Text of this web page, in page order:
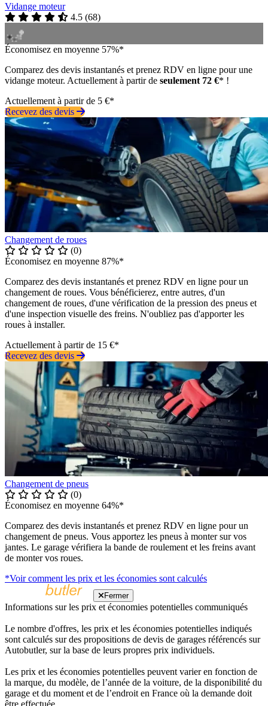
Vidange moteur
4.5 (68)
Économisez en moyenne 57%*
Comparez des devis instantanés et prenez RDV en ligne pour une
vidange moteur. Actuellement à partir de seulement 72 €* !
Actuellement à partir de 5 €*
Recevez des devis
Changement de roues
(0)
Économisez en moyenne 87%*
Comparez des devis instantanés et prenez RDV en ligne pour un
changement de roues. Vous bénéficierez, entre autres, d'un
changement de roues, d'une vérification de la pression des pneus et
d'une inspection visuelle des freins. N'oubliez pas d'apporter les
roues à installer.
Actuellement à partir de 15 €*
Recevez des devis
Changement de pneus
(0)
Économisez en moyenne 64%*
Comparez des devis instantanés et prenez RDV en ligne pour un
changement de pneus. Vous apportez les pneus à monter sur vos
jantes. Le garage vérifiera la bande de roulement et les freins avant
de monter vos roues.
*Voir comment les prix et les économies sont calculés
Fermer
Informations sur les prix et économies potentielles communiqués
Le nombre d'offres, les prix et les économies potentielles indiqués
sont calculés sur des propositions de devis de garages référencés sur
Autobutler, sur la base de leurs propres prix individuels.
Les prix et les économies potentielles peuvent varier en fonction de
la marque, du modèle, de l’année de la voiture, de la disponibilité du
garage et du moment et de l’endroit en France où la demande doit
être effectuée.